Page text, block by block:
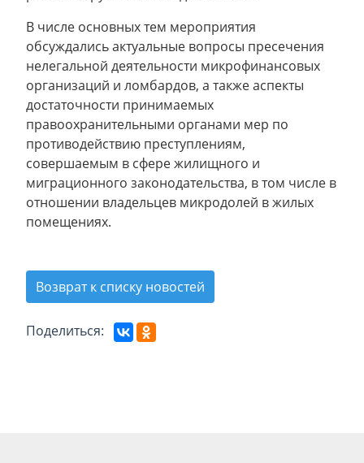
В числе основных тем мероприятия
обсуждались актуальные вопросы пресечения
нелегальной деятельности микрофинансовых
организаций и ломбардов, а также аспекты
достаточности принимаемых
правоохранительными органами мер по
противодействию преступлениям,
совершаемым в сфере жилищного и
миграционного законодательства, в том числе в
отношении владельцев микродолей в жилых
помещениях.
Возврат к списку новостей
Поделиться: